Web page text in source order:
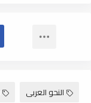
النحو العربى